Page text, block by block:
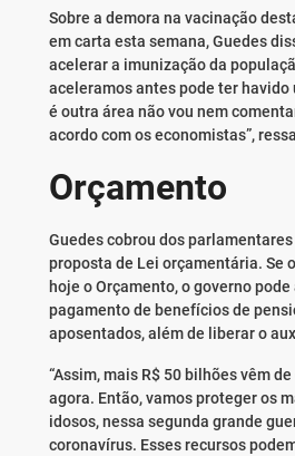
Sobre a demora na vacinação
em carta esta semana, Guedes
acelerar a imunização da
aceleramos antes pode ter havido
é outra área não vou nem
acordo com os economistas”,
Orçamento
Guedes cobrou dos
proposta de Lei orçamentária. Se
hoje o Orçamento, o governo
pagamento de benefícios de
aposentados, além de liberar o
“Assim, mais R$ 50 bilhões vêm
agora. Então, vamos proteger os
idosos, nessa segunda grande
coronavírus. Esses recursos